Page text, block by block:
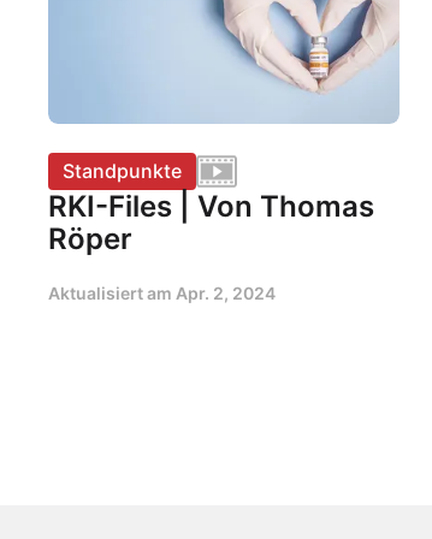
Standpunkte
RKI-Files | Von Thomas
Röper
Aktualisiert am Apr. 2, 2024